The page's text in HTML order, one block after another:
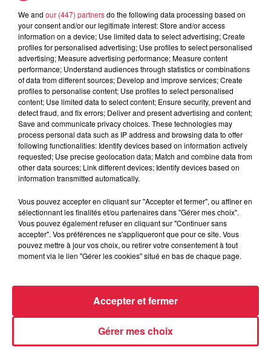
3 août 2026
Éclipse solaire le 12 août : où et
comment observer ce spectacle en...
Dans la même série
Un champ de fraises pour
Un champ de fraises pour l'éternité
Les Parfait(s) : Arnaques en
Les Parfait(s) : Arnaques en famille
Toy Story 5
We and our (447) partnersdo the following data processing based on
your consent and/or our legitimate interest: Store and/or access
information on a device; Use limited data to select advertising; Create
profiles for personalised advertising; Use profiles to select personalised
advertising; Measure advertising performance; Measure content
performance; Understand audiences through statistics or combinations
of data from different sources; Develop and improve services; Create
profiles to personalise content; Use profiles to select personalised
content; Use limited data to select content; Ensure security, prevent and
detect fraud, and fix errors; Deliver and present advertising and content;
Save and communicate privacy choices. These technologies may
process personal data such as IP address and browsing data to offer
following functionalities: Identify devices based on information actively
requested; Use precise geolocation data; Match and combine data from
other data sources; Link different devices; Identify devices based on
information transmitted automatically.
Vous pouvez accepter en cliquant sur "Accepter et fermer", ou affiner en
sélectionnant les finalités et/ou partenaires dans "Gérer mes choix".
Vous pouvez également refuser en cliquant sur "Continuer sans
accepter". Vos préférences ne s'appliqueront que pour ce site. Vous
pouvez mettre à jour vos choix, ou retirer votre consentement à tout
moment via le lien "Gérer les cookies" situé en bas de chaque page.
Gérer mes choix
Accepter et fermer